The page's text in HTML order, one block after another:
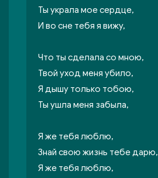
Ты украла мое сердце,
И во сне тебя я вижу,
Что ты сделала со мною,
Твой уход меня убило,
Я дышу только тобою,
Ты ушла меня забыла,
Я же тебя люблю,
Знай свою жизнь тебе дарю,
Я же тебя люблю,